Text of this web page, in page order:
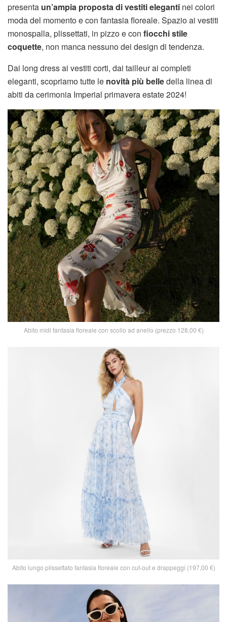
presenta un’ampia proposta di vestiti eleganti nei colori
moda del momento e con fantasia floreale. Spazio ai vestiti
monospalla, plissettati, in pizzo e con fiocchi stile
coquette, non manca nessuno dei design di tendenza.
Dai long dress ai vestiti corti, dai tailleur ai completi
eleganti, scopriamo tutte le novità più belledella linea di
abiti da cerimonia Imperial primavera estate 2024!
Abito midi fantasia floreale con scollo ad anello (prezzo 128,00 €)
Abito lungo plissettato fantasia floreale con cut-out e drappeggi (197,00 €)